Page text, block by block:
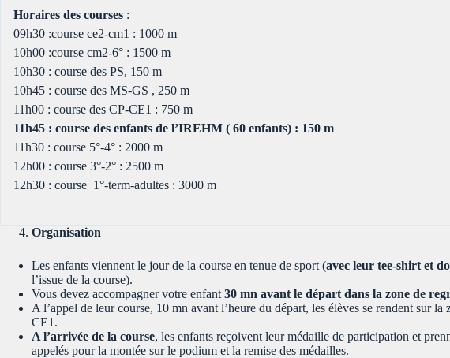
Horaires des courses :
09h30 :course ce2-cm1 : 1000 m
10h00 :course cm2-6° : 1500 m
10h30 : course des PS, 150 m
10h45 : course des MS-GS , 250 m
11h00 : course des CP-CE1 : 750 m
11h45 : course des enfants de l’IREHM ( 60 enfants) : 150 m
11h30 : course 5°-4° : 2000 m
12h00 : course 3°-2° : 2500 m
12h30 : course 1°-term-adultes : 3000 m
Organisation
Les enfants viennent le jour de la course en tenue de sport (avec leur tee-shirt et
l’issue de la course).
Vous devez accompagner votre enfant 30 mn avant le départ dans la zone de
A l’appel de leur course, 10 mn avant l’heure du départ, les élèves se rendent sur
CE1.
A l’arrivée de la course, les enfants reçoivent leur médaille de participation et
appelés pour la montée sur le podium et la remise des médailles.